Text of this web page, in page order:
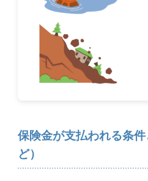
保険金が支払われる条
ど）